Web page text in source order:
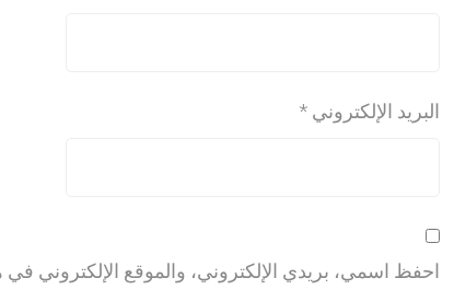
البريد الإلكتروني *
احفظ اسمي، بريدي الإلكتروني، والموقع الإلكتروني في